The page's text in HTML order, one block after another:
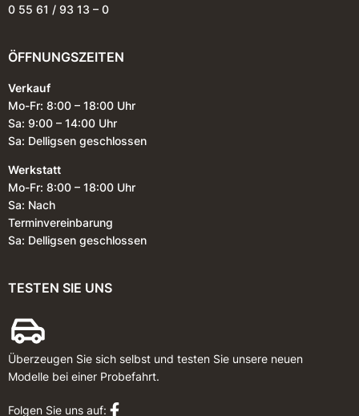
0 55 61 / 93 13 – 0
ÖFFNUNGSZEITEN
Verkauf
Mo-Fr: 8:00 – 18:00 Uhr
Sa: 9:00 – 14:00 Uhr
Sa: Delligsen geschlossen
Werkstatt
Mo-Fr: 8:00 – 18:00 Uhr
Sa: Nach
Terminvereinbarung
Sa: Delligsen geschlossen
TESTEN SIE UNS
Überzeugen Sie sich selbst und testen Sie unsere neuen
Modelle bei einer Probefahrt.
Folgen Sie uns auf: